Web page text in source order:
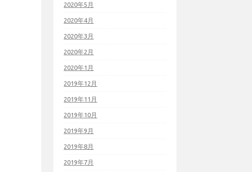
2020年5月
2020年4月
2020年3月
2020年2月
2020年1月
2019年12月
2019年11月
2019年10月
2019年9月
2019年8月
2019年7月